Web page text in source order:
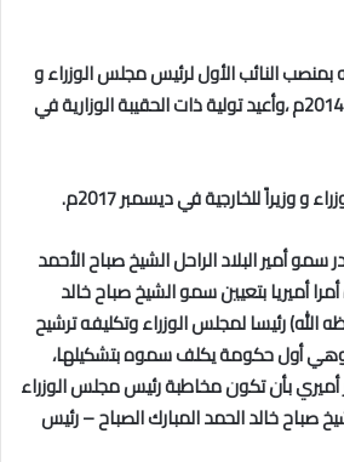
النائب الأول لرئيس مجلس الوزراء و
وزير الخارجية في يناير عام 2014م ،وأعيد تولية ذات الحقيبة الوزارية في
وزيراً للخارجية في ديسمبر 2017م.
2019م أصدر سمو أمير البلاد الراحل الشيخ صباح الأحمد
أمرا أميريا بتعيين سمو الشيخ صباح خالد
الله) رئيسا لمجلس الوزراء وتكليفه ترشيح
أول حكومة يكلف سموه بتشكيلها،
بأن تكون مخاطبة رئيس مجلس الوزراء
صباح خالد الحمد المبارك الصباح – رئيس